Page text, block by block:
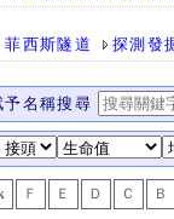
菲西斯隧道 探測發
予名稱搜尋
Ｆ Ｅ Ｄ Ｃ Ｂ